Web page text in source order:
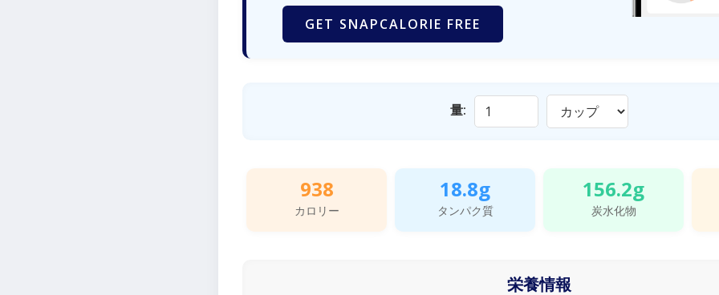
GET SNAPCALORIE FREE
量:
938
カロリー
18.8g
タンパク質
156.2g
炭水化物
栄養情報